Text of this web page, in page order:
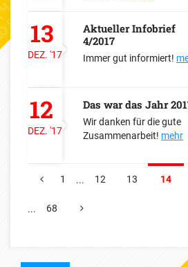
13
DEZ. '17
Aktueller Infobrief
4/2017
Immer gut informiert!
12
DEZ. '17
Das war das Jahr
Wir danken für die gute
Zusammenarbeit! mehr
1 ... 12 13 14
...
68